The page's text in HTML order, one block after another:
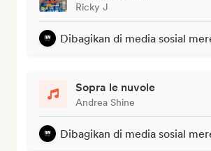
Ricky J
Dibagikan di media sosial
Sopra le nuvole
Andrea Shine
Dibagikan di media sosial